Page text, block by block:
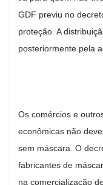
GDF previu no
proteção. A
posteriormente pela
Os comércios e
econômicas não
sem máscara. O
fabricantes de
na comercialização